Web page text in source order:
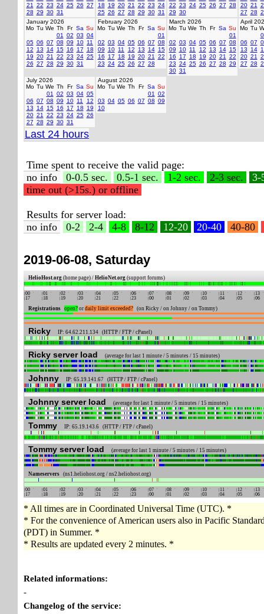
21
22 23 24 25 26 27
28 29 30 31
18
19 20 21 22 23 24
25 26 27 28 29 30 31
22 23 24 25 26 27 28
29 30
20 21
27 28
January 2026
Mo Tu We Th Fr Sa Su
01
02 03 04
05 06 07 08 09 10 11
12
13 14 15 16 17
18
19 20 21 22 23 24 25
26 27 28 29 30 31
February 2026
Mo Tu We Th Fr Sa Su
01
02 03 04 05 06 07 08
09
10 11 12 13 14 15
16
17 18 19 20 21
22
23 24 25 26 27 28
March 2026
Mo Tu We Th Fr Sa Su
01
02 03 04 05 06 07 08
09
10 11 12 13 14 15
16
17 18 19 20 21
22
23 24 25 26 27 28 29
30 31
April
Mo Tu
06 07
13
14
20 21
27 28
July 2026
Mo Tu We Th Fr Sa Su
01
02 03 04 05
06 07 08 09 10 11
12
13
14 15 16 17 18
19
20 21 22 23 24 25 26
27 28 29 30 31
August 2026
Mo Tu We Th Fr Sa Su
01
02
03 04 05 06 07 08 09
10
Last 24 hours
Time spent to receive the valid page:
no info
0-0.5 sec. 0.5-1 sec. 1-2 sec. 2-3 sec.
3-
time out (>15s.) or offline
Results for server load:
no info
0-2 2-4 4-8 8-12 12-20 20-40 40-80
2019-06-08, Saturday
HelioHost.org (home page) / HelioNet.org (support forums)
Registrations open? or daily limit exceeded? (on Ricky / on Johnny / on Tommy)
Ricky IP: 64.62.211.134 (HTTP / FTP / cPanel)
Ricky server load (average for last 1 minute / 5 minutes / 15 minutes)
Johnny IP: 65.19.141.67 (HTTP / FTP / cPanel)
Johnny server load (average for last 1 minute / 5 minutes / 15 minutes)
Tommy IP: 65.19.143.6 (HTTP / FTP / cPanel)
Tommy server load (average for last 1 minute / 5 minutes / 15 minutes)
Nameservers (ns1.heliohost.org / ns2.heliohost.org)
00 01 02 03 04 05 06 07 08 09 10 11 12
13
17
18 19 20 21 22 23 00 01 02 03 04 05 06
00 01 02 03 04 05 06 07 08 09 10 11 12
13
17
18 19 20 21 22 23 00 01 02 03 04 05 06
* All times are in Coordinated Universal Time (UTC). *
* For the convenience of American users also in Pacific
(PDT) in Summer. *
* Results are updated every 2 minutes. *
Related informations:
-
Changelog of the service: